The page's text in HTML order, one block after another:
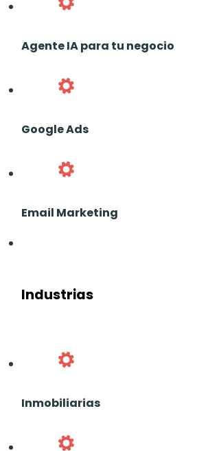
Agente IA para tu negocio
Google Ads
Email Marketing
Industrias
Inmobiliarias